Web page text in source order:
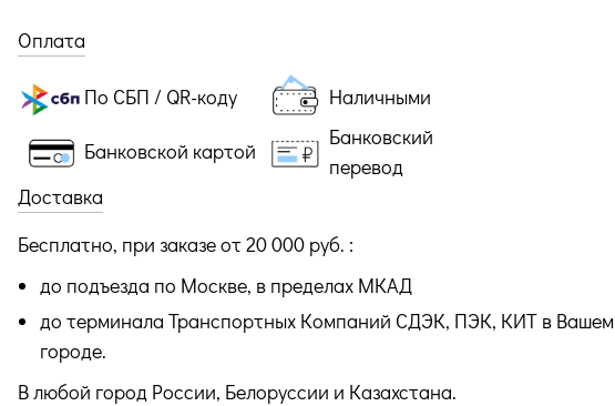
Оплата
По СБП / QR-коду Наличными
Банковской картой
Банковский
перевод
Доставка
Бесплатно, при заказе от 20 000 руб. :
до подъезда по Москве, в пределах МКАД
до терминала Транспортных Компаний СДЭК, ПЭК, КИТ в Вашем
городе.
В любой город России, Белоруссии и Казахстана.